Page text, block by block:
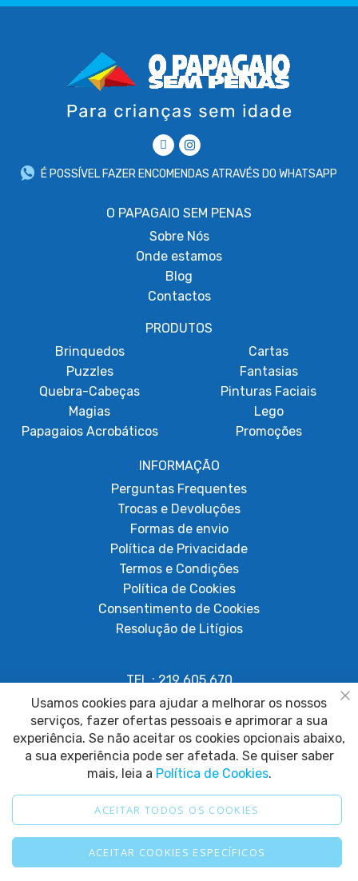
É POSSÍVEL FAZER ENCOMENDAS ATRAVÉS DO WHATSAPP
O PAPAGAIO SEM PENAS
Sobre Nós
Onde estamos
Blog
Contactos
PRODUTOS
Brinquedos
Puzzles
Quebra-Cabeças
Magias
Papagaios Acrobáticos
Cartas
Fantasias
Pinturas Faciais
Lego
Promoções
INFORMAÇÃO
Perguntas Frequentes
Trocas e Devoluções
Formas de envio
Política de Privacidade
Termos e Condições
Política de Cookies
Consentimento de Cookies
Resolução de Litígios
TEL.: 219 605 670
Chamada para rede fixa nacional
geral@papagaiosempenas.com
2025 © Papagaio sem Penas. Todos os direitos reservados.
Usamos cookies para ajudar a melhorar os nossos
serviços, fazer ofertas pessoais e aprimorar a sua
experiência. Se não aceitar os cookies opcionais abaixo,
a sua experiência pode ser afetada. Se quiser saber
mais, leia a Política de Cookies.
ACEITAR TODOS OS COOKIES
ACEITAR COOKIES ESPECÍFICOS